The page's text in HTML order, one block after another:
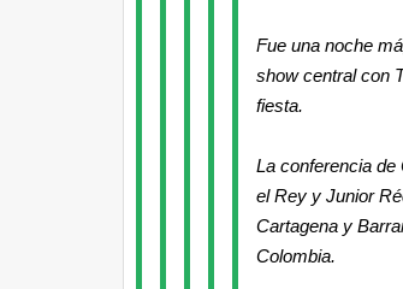
Fue una noche
show central con
fiesta.
La conferencia de
el Rey y Junior
Cartagena y
Colombia.